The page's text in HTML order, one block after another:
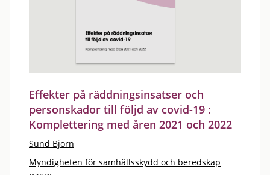
Effekter på räddningsinsatser och
personskador till följd av covid-19 :
Komplettering med åren 2021 och 2022
Sund Björn
Myndigheten för samhällsskydd och beredskap